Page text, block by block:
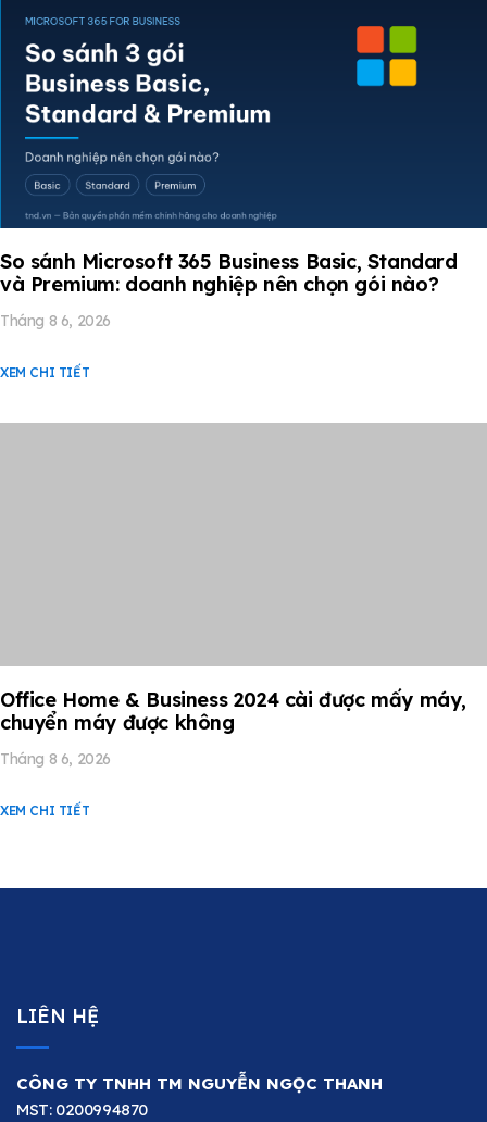
So sánh Microsoft 365 Business Basic, Standard
và Premium: doanh nghiệp nên chọn gói nào?
Tháng 8 6, 2026
XEM CHI TIẾT
Office Home & Business 2024 cài được mấy máy,
chuyển máy được không
Tháng 8 6, 2026
XEM CHI TIẾT
LIÊN HỆ
CÔNG TY TNHH TM NGUYỄN NGỌC THANH
MST: 0200994870